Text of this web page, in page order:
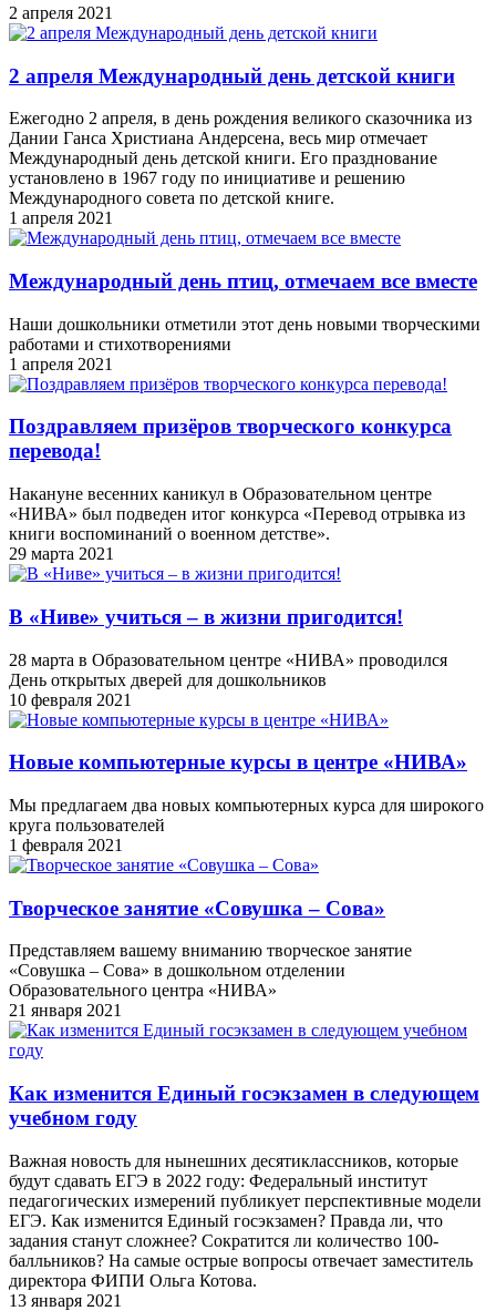
2 апреля 2021
2 апреля Международный день детской книги
Ежегодно 2 апреля, в день рождения великого сказочника из
Дании Ганса Христиана Андерсена, весь мир отмечает
Международный день детской книги. Его празднование
установлено в 1967 году по инициативе и решению
Международного совета по детской книге.
1 апреля 2021
Международный день птиц, отмечаем все вместе
Наши дошкольники отметили этот день новыми творческими
работами и стихотворениями
1 апреля 2021
Поздравляем призёров творческого конкурса
перевода!
Накануне весенних каникул в Образовательном центре
«НИВА» был подведен итог конкурса «Перевод отрывка из
книги воспоминаний о военном детстве».
29 марта 2021
В «Ниве» учиться – в жизни пригодится!
28 марта в Образовательном центре «НИВА» проводился
День открытых дверей для дошкольников
10 февраля 2021
Новые компьютерные курсы в центре «НИВА»
Мы предлагаем два новых компьютерных курса для широкого
круга пользователей
1 февраля 2021
Творческое занятие «Совушка – Сова»
Представляем вашему вниманию творческое занятие
«Совушка – Сова» в дошкольном отделении
Образовательного центра «НИВА»
21 января 2021
Как изменится Единый госэкзамен в следующем
учебном году
Важная новость для нынешних десятиклассников, которые
будут сдавать ЕГЭ в 2022 году: Федеральный институт
педагогических измерений публикует перспективные модели
ЕГЭ. Как изменится Единый госэкзамен? Правда ли, что
задания станут сложнее? Сократится ли количество 100-
балльников? На самые острые вопросы отвечает заместитель
директора ФИПИ Ольга Котова.
13 января 2021